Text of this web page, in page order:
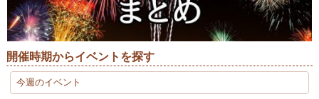
開催時期からイベントを探す
今週のイベント